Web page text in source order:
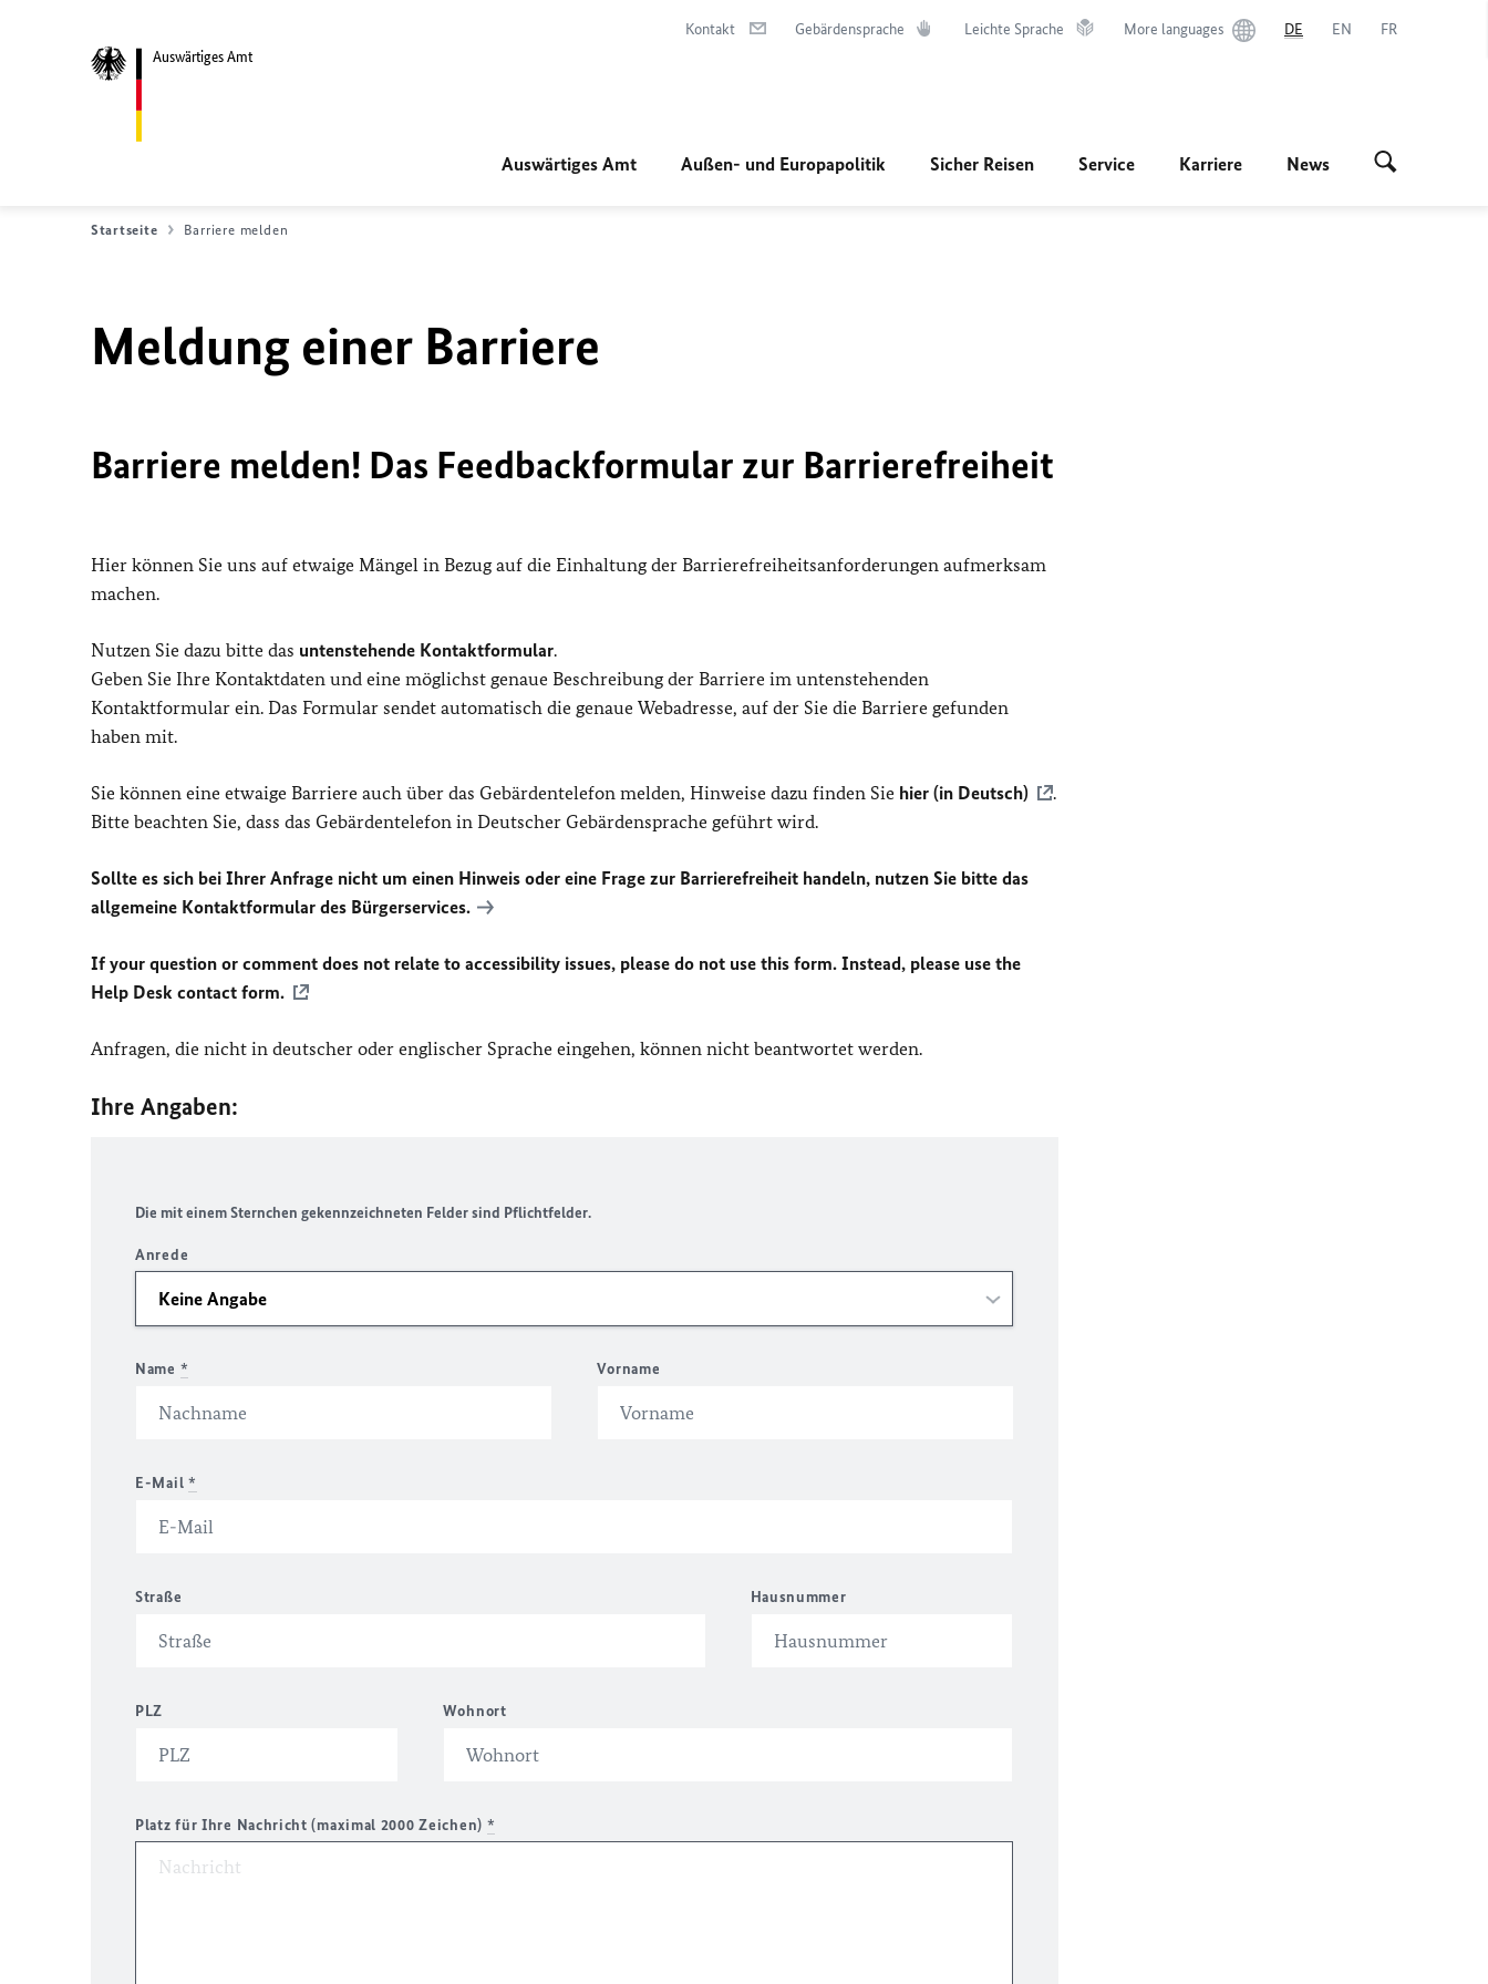
Auswärtiges Amt
Kontakt Gebärdensprache Leichte Sprache More languages DE EN FR
Auswärtiges Amt Außen- und Europapolitik Sicher Reisen Service Karriere News
Startseite Barriere melden
Meldung einer Barriere
Barriere melden! Das Feedbackformular zur Barrierefreiheit
Hier können Sie uns auf etwaige Mängel in Bezug auf die Einhaltung der Barrierefreiheitsanforderungen aufmerksam
machen.
Nutzen Sie dazu bitte das untenstehende Kontaktformular.
Geben Sie Ihre Kontaktdaten und eine möglichst genaue Beschreibung der Barriere im untenstehenden
Kontaktformular ein. Das Formular sendet automatisch die genaue Webadresse, auf der Sie die Barriere gefunden
haben mit.
Sie können eine etwaige Barriere auch über das Gebärdentelefon melden, Hinweise dazu finden Sie hier (in Deutsch)
.
Bitte beachten Sie, dass das Gebärdentelefon in Deutscher Gebärdensprache geführt wird.
Sollte es sich bei Ihrer Anfrage nicht um einen Hinweis oder eine Frage zur Barrierefreiheit handeln, nutzen Sie bitte das
allgemeine Kontaktformular des Bürgerservices.
If your question or comment does not relate to accessibility issues, please do not use this form. Instead, please use the
Help Desk contact form.
Anfragen, die nicht in deutscher oder englischer Sprache eingehen, können nicht beantwortet werden.
Ihre Angaben:
Die mit einem Sternchen gekennzeichneten Felder sind Pflichtfelder.
Anrede
Name * Vorname
E-Mail *
Straße Hausnummer
PLZ Wohnort
Platz für Ihre Nachricht (maximal 2000 Zeichen) *